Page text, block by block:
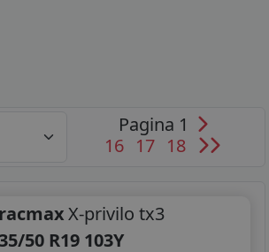
Pagina 1
16 17 18
X-privilo tx3
50 R19 103Y